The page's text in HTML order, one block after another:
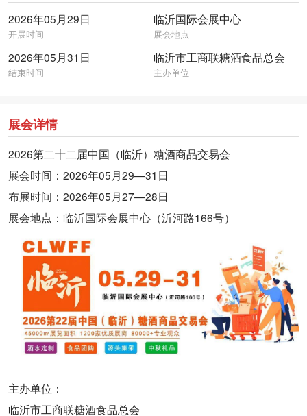
2026年05月29日
开展时间
临沂国际会展中心
展会地点
2026年05月31日
结束时间
临沂市工商联糖酒食品总会
主办单位
展会详情
2026第二十二届中国（临沂）糖酒商品交易会
展会时间：2026年05月29—31日
布展时间：2026年05月27—28日
展会地点：临沂国际会展中心（沂河路166号）
主办单位：
临沂市工商联糖酒食品总会